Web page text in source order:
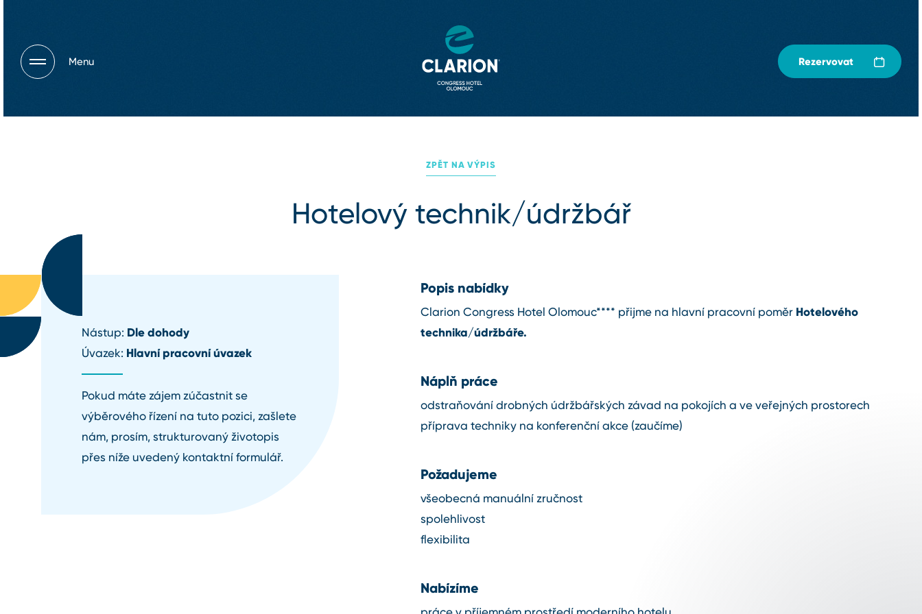
Menu Rezervovat
ZPĚT NA VÝPIS
Hotelový technik/údržbář
Nástup: Dle dohody
Úvazek: Hlavní pracovní úvazek
Pokud máte zájem zúčastnit se
výběrového řízení na tuto pozici, zašlete
nám, prosím, strukturovaný životopis
přes níže uvedený kontaktní formulář.
Popis nabídky
Clarion Congress Hotel Olomouc**** přijme na hlavní pracovní poměr Hotelového
technika/údržbáře.
Náplň práce
odstraňování drobných údržbářských závad na pokojích a ve veřejných prostorech
příprava techniky na konferenční akce (zaučíme)
Požadujeme
všeobecná manuální zručnost
spolehlivost
flexibilita
Nabízíme